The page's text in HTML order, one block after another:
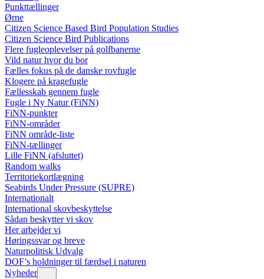
Punkttællinger
Ørne
Citizen Science Based Bird Population Studies
Citizen Science Bird Publications
Flere fugleoplevelser på golfbanerne
Vild natur hvor du bor
Fælles fokus på de danske rovfugle
Klogere på kragefugle
Fællesskab gennem fugle
Fugle i Ny Natur (FiNN)
FiNN-punkter
FiNN-områder
FiNN område-liste
FiNN-tællinger
Lille FiNN (afsluttet)
Random walks
Territoriekortlægning
Seabirds Under Pressure (SUPRE)
Internationalt
International skovbeskyttelse
Sådan beskytter vi skov
Her arbejder vi
Høringssvar og breve
Naturpolitisk Udvalg
DOF’s holdninger til færdsel i naturen
Nyheder